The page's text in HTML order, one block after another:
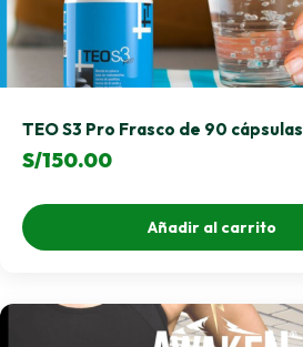
TEO S3 Pro Frasco de 90 cápsulas
S/150.00
Añadir al carrito